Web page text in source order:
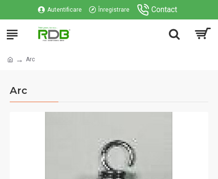
Autentificare Înregistrare Contact
Arc
Arc